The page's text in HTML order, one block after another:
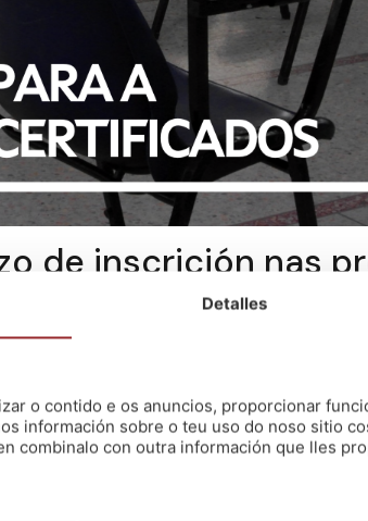
de inscrición nas
acreditativos
4.
e dende hoxe xa poderedes presentar as
Santiago de Compostela,
si de todos os niveis restantes.
Detalles
o contido e os anuncios, proporcionar
información sobre o teu uso do noso sitio
combinalo con outra información que lles